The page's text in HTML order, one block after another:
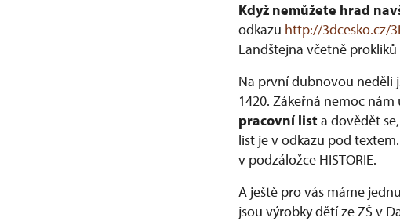
Když nemůžete hrad
odkazu http://3dcesko.cz/
Landštejna včetně
Na první dubnovou neděli
1420. Zákeřná nemoc
pracovní lista dovědět
list je v odkazu pod
v podzáložce HISTORIE.
A ještě pro vás máme
jsou výrobky dětí ze ZŠ v